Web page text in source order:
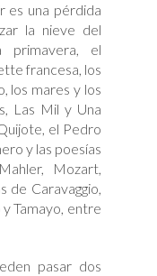
es una pérdida
la nieve del
el
francesa, los
los mares y los
Las Mil y Una
el Pedro
y las poesías
Mozart,
de Caravaggio,
Tamayo, entre
pasar dos